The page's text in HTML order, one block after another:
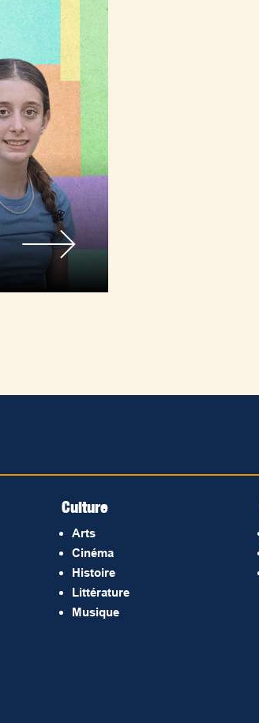
Culture
Arts
Cinéma
Histoire
Littérature
Musique